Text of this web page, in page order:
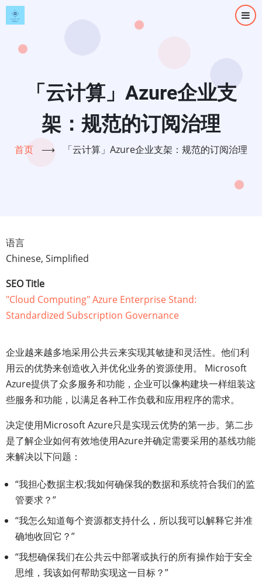
跳
转
「云计算」Azure企业支
架：规范的订阅治理
首页 ⟶ 「云计算」Azure企业支架：规范的订阅治理
语言
Chinese, Simplified
SEO Title
"Cloud Computing" Azure Enterprise Stand:
Standardized Subscription Governance
企业越来越多地采用公共云来实现其敏捷和灵活性。他们利
用云的优势来创造收入并优化业务的资源使用。 Microsoft
Azure提供了众多服务和功能，企业可以像构建块一样组装这
些服务和功能，以满足各种工作负载和应用程序的需求。
决定使用Microsoft Azure只是实现云优势的第一步。第二步
是了解企业如何有效地使用Azure并确定需要采用的基线功能
来解决以下问题：
“我担心数据主权;我如何确保我的数据和系统符合我们的监
管要求？”
“我怎么知道每个资源都支持什么，所以我可以解释它并准
确地收回它？”
“我想确保我们在公共云中部署或执行的所有操作始于安全
思维，我该如何帮助实现这一目标？”